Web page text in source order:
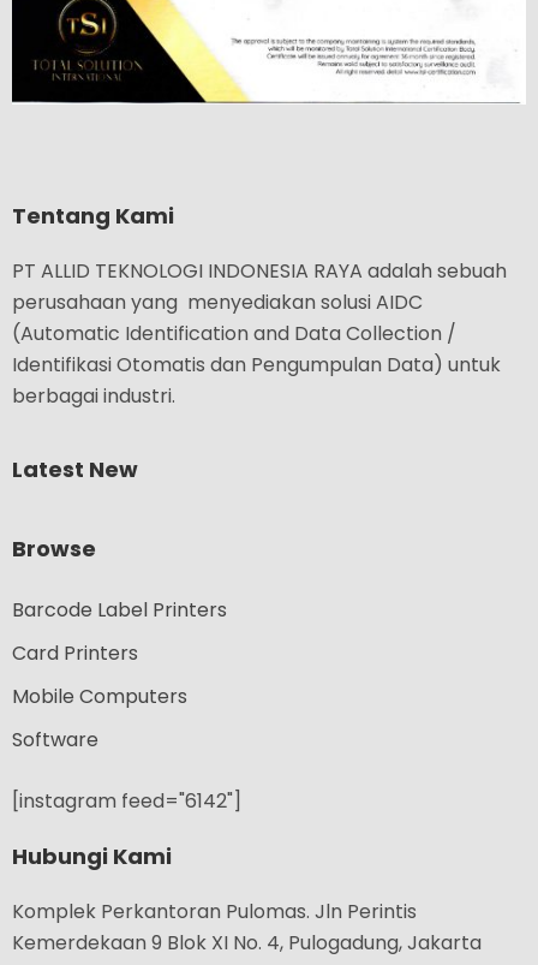
Tentang Kami
PT ALLID TEKNOLOGI INDONESIA RAYA adalah sebuah
perusahaan yang menyediakan solusi AIDC
(Automatic Identification and Data Collection /
Identifikasi Otomatis dan Pengumpulan Data) untuk
berbagai industri.
Latest New
Browse
Barcode Label Printers
Card Printers
Mobile Computers
Software
[instagram feed="6142"]
Hubungi Kami
Komplek Perkantoran Pulomas. Jln Perintis
Kemerdekaan 9 Blok XI No. 4, Pulogadung, Jakarta